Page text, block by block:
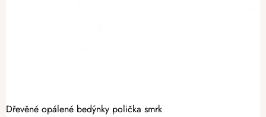
Dřevěné opálené bedýnky polička smrk